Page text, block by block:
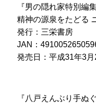
『男の隠れ家特別
精神の源泉をたどる
発行：三栄書房
JAN：
発売日：平成31年3月
『八戸えんぶり手ぬ